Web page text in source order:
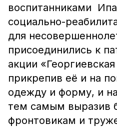
воспитанниками
социально-
для
присоединились к
акции
прикрепив её и на
одежду и форму, и
тем самым выразив
фронтовикам и